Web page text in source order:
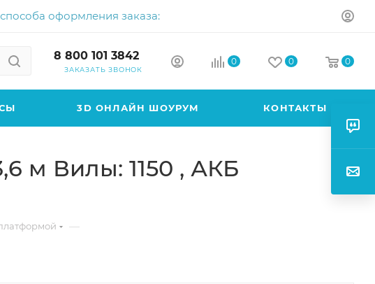
оформления заказа:
8 800 101 3842
ЗАКАЗАТЬ ЗВОНОК
0 0 0
3D ОНЛАЙН ШОУРУМ КОНТАКТЫ
м Вилы: 1150 , АКБ
—